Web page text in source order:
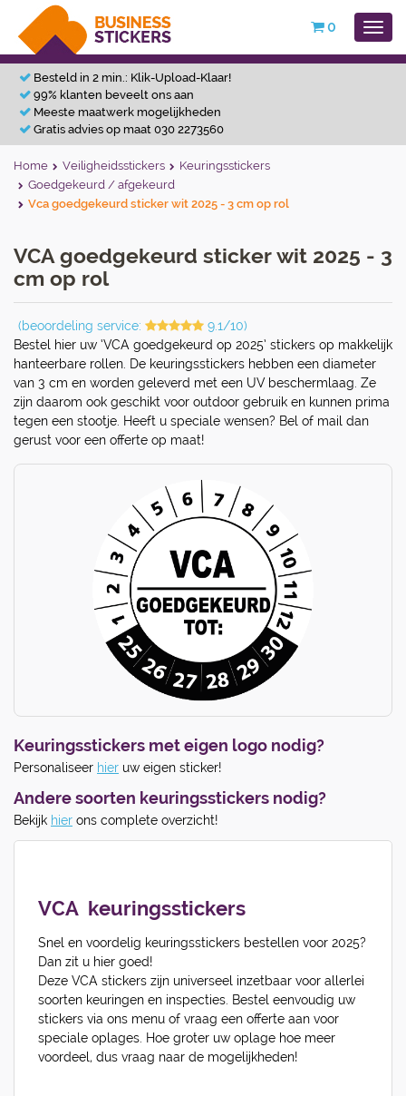
0
Besteld in 2 min.: Klik-Upload-Klaar!
99% klanten beveelt ons aan
Meeste maatwerk mogelijkheden
Gratis advies op maat 030 2273560
Home Veiligheidsstickers
Keuringsstickers
Goedgekeurd / afgekeurd
Vca goedgekeurd sticker wit 2025 - 3 cm op rol
VCA goedgekeurd sticker wit 2025 - 3
cm op rol
(beoordeling service:
9.1/10)
Bestel hier uw ‘VCA goedgekeurd op 2025’ stickers op makkelijk
hanteerbare rollen. De keuringsstickers hebben een diameter
van 3 cm en worden geleverd met een UV beschermlaag. Ze
zijn daarom ook geschikt voor outdoor gebruik en kunnen prima
tegen een stootje. Heeft u speciale wensen? Bel of mail dan
gerust voor een offerte op maat!
Keuringsstickers met eigen logo nodig?
Personaliseer hier uw eigen sticker!
Andere soorten keuringsstickers nodig?
Bekijk hier ons complete overzicht!
VCA keuringsstickers
Snel en voordelig keuringsstickers bestellen voor 2025?
Dan zit u hier goed!
Deze VCA stickers zijn universeel inzetbaar voor allerlei
soorten keuringen en inspecties. Bestel eenvoudig uw
stickers via ons menu of vraag een offerte aan voor
speciale oplages. Hoe groter uw oplage hoe meer
voordeel, dus vraag naar de mogelijkheden!